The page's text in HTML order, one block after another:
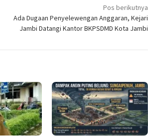
Pos berikutnya
Ada Dugaan Penyelewengan Anggaran, Kejari
Jambi Datangi Kantor BKPSDMD Kota Jambi